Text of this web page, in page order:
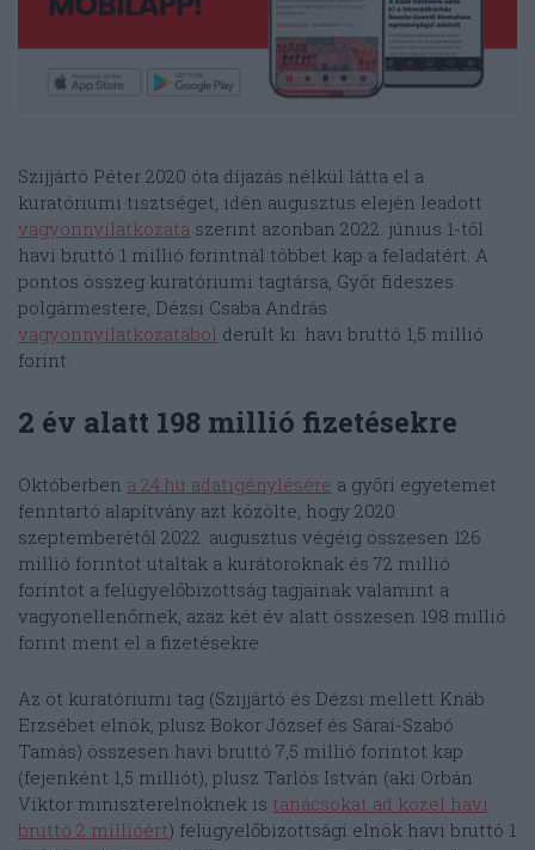
Szijjártó Péter 2020 óta díjazás nélkül látta el a
kuratóriumi tisztséget, idén augusztus elején leadott
vagyonnyilatkozata szerint azonban 2022. június 1-től
havi bruttó 1 millió forintnál többet kap a feladatért. A
pontos összeg kuratóriumi tagtársa, Győr fideszes
polgármestere, Dézsi Csaba András
vagyonnyilatkozatából derült ki: havi bruttó 1,5 millió
forint.
2 év alatt 198 millió fizetésekre
Októberben a 24.hu adatigénylésére a győri egyetemet
fenntartó alapítvány azt közölte, hogy 2020
szeptemberétől 2022. augusztus végéig összesen 126
millió forintot utaltak a kurátoroknak és 72 millió
forintot a felügyelőbizottság tagjainak valamint a
vagyonellenőrnek, azaz két év alatt összesen 198 millió
forint ment el a fizetésekre.
Az öt kuratóriumi tag (Szijjártó és Dézsi mellett Knáb
Erzsébet elnök, plusz Bokor József és Sárai-Szabó
Tamás) összesen havi bruttó 7,5 millió forintot kap
(fejenként 1,5 milliót), plusz Tarlós István (aki Orbán
Viktor miniszterelnöknek is tanácsokat ad közel havi
bruttó 2 millióért) felügyelőbizottsági elnök havi bruttó 1